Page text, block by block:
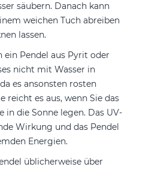
säubern. Danach kann
weichen Tuch abreiben
lassen.
ein Pendel aus Pyrit oder
nicht mit Wasser in
es ansonsten rosten
reicht es aus, wenn Sie das
in die Sonne legen. Das UV-
Wirkung und das Pendel
Energien.
üblicherweise über